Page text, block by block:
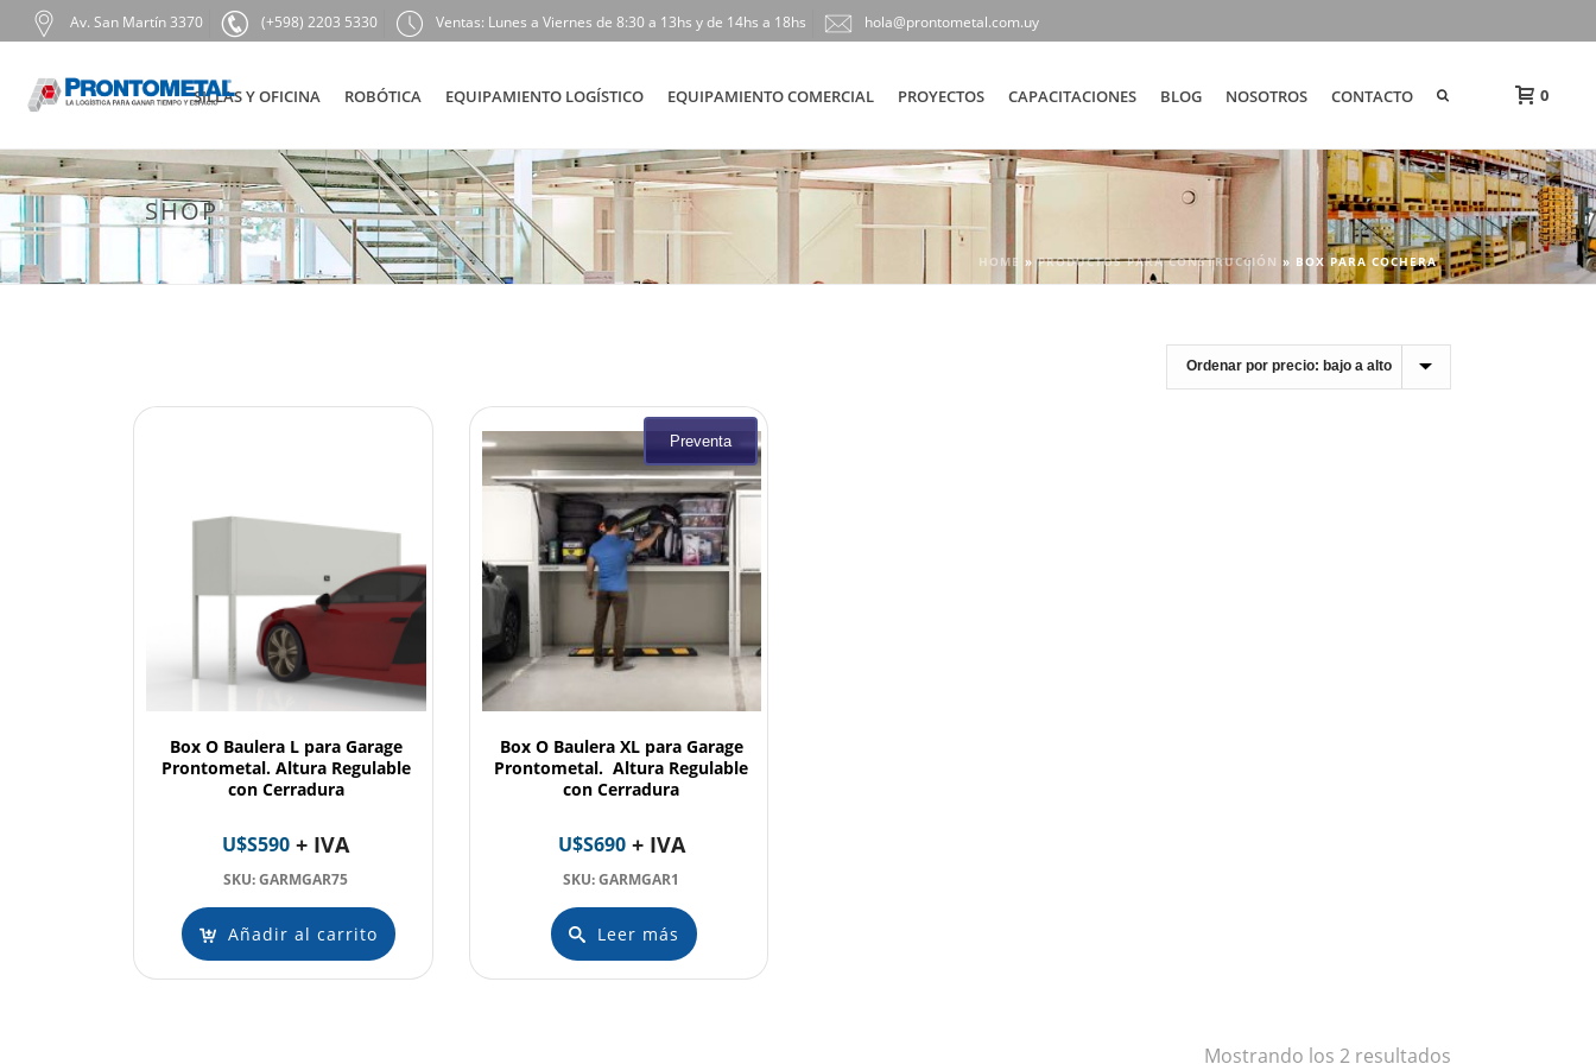
Av. San Martín 3370 (+598) 2203 5330 Ventas: Lunes a Viernes de 8:30 a 13hs y de 14hs a 18hs hola@prontometal.com.uy
SILLAS Y OFICINA ROBÓTICA EQUIPAMIENTO LOGÍSTICO EQUIPAMIENTO COMERCIAL PROYECTOS CAPACITACIONES BLOG NOSOTROS CONTACTO 0
SHOP
HOME »PRODUCTOS PARA CONSTRUCCIÓN » BOX PARA COCHERA
Box O Baulera L para Garage
Prontometal. Altura Regulable
con Cerradura
U$S590 + IVA
SKU: GARMGAR75
Añadir al carrito
Box O Baulera XL para Garage
Prontometal. Altura Regulable
con Cerradura
Preventa
U$S690+ IVA
SKU: GARMGAR1
Leer más
Mostrando los 2 resultados